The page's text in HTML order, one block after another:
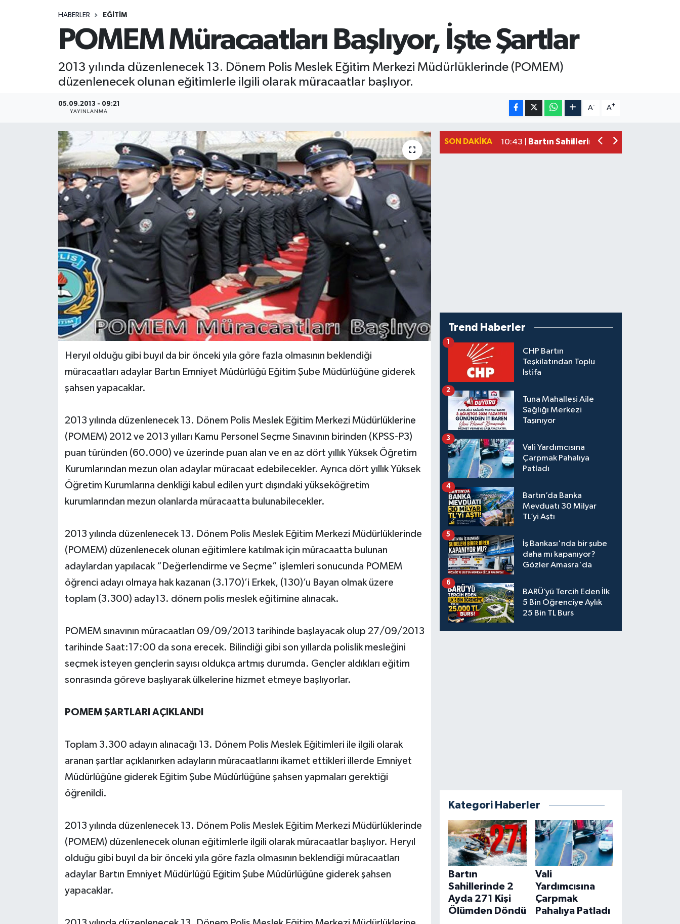
HABERLER EĞITIM
POMEM Müracaatları Başlıyor, İşte Şartlar
2013 yılında düzenlenecek 13. Dönem Polis Meslek Eğitim Merkezi Müdürlüklerinde (POMEM)
düzenlenecek olunan eğitimlerle ilgili olarak müracaatlar başlıyor.
05.09.2013 - 09:21
YAYINLANMA
A- A+
Heryıl olduğu gibi buyıl da bir önceki yıla göre fazla olmasının beklendiği
müracaatları adaylar Bartın Emniyet Müdürlüğü Eğitim Şube Müdürlüğüne giderek
şahsen yapacaklar.
2013 yılında düzenlenecek 13. Dönem Polis Meslek Eğitim Merkezi Müdürlüklerine
(POMEM) 2012 ve 2013 yılları Kamu Personel Seçme Sınavının birinden (KPSS-P3)
puan türünden (60.000) ve üzerinde puan alan ve en az dört yıllık Yüksek Öğretim
Kurumlarından mezun olan adaylar müracaat edebilecekler. Ayrıca dört yıllık Yüksek
Öğretim Kurumlarına denkliği kabul edilen yurt dışındaki yükseköğretim
kurumlarından mezun olanlarda müracaatta bulunabilecekler.
2013 yılında düzenlenecek 13. Dönem Polis Meslek Eğitim Merkezi Müdürlüklerinde
(POMEM) düzenlenecek olunan eğitimlere katılmak için müracaatta bulunan
adaylardan yapılacak “Değerlendirme ve Seçme” işlemleri sonucunda POMEM
öğrenci adayı olmaya hak kazanan (3.170)’i Erkek, (130)’u Bayan olmak üzere
toplam (3.300) aday13. dönem polis meslek eğitimine alınacak.
POMEM sınavının müracaatları 09/09/2013 tarihinde başlayacak olup 27/09/2013
tarihinde Saat:17:00 da sona erecek. Bilindiği gibi son yıllarda polislik mesleğini
seçmek isteyen gençlerin sayısı oldukça artmış durumda. Gençler aldıkları eğitim
sonrasında göreve başlıyarak ülkelerine hizmet etmeye başlıyorlar.
POMEM ŞARTLARI AÇIKLANDI
Toplam 3.300 adayın alınacağı 13. Dönem Polis Meslek Eğitimleri ile ilgili olarak
aranan şartlar açıklanırken adayların müracaatlarını ikamet ettikleri illerde Emniyet
Müdürlüğüne giderek Eğitim Şube Müdürlüğüne şahsen yapmaları gerektiği
öğrenildi.
2013 yılında düzenlenecek 13. Dönem Polis Meslek Eğitim Merkezi Müdürlüklerinde
(POMEM) düzenlenecek olunan eğitimlerle ilgili olarak müracaatlar başlıyor. Heryıl
olduğu gibi buyıl da bir önceki yıla göre fazla olmasının beklendiği müracaatları
adaylar Bartın Emniyet Müdürlüğü Eğitim Şube Müdürlüğüne giderek şahsen
yapacaklar.
SON DAKIKA
17:11 | Bartın Medya’dan Bartın TSO’ya
15:17 |Vali Yardımcısına Çarpmak Pahalıya
17:19 |
Bartın TSO'da Ortak Gündem:
Trend Haberler
CHP Bartın
Teşkilatından Toplu
İstifa
1
Tuna Mahallesi Aile
Sağlığı Merkezi
Taşınıyor
2
Vali Yardımcısına
Çarpmak Pahalıya
Patladı
3
Bartın’da Banka
Mevduatı 30 Milyar
TL’yi Aştı
4
İş Bankası'nda bir şube
daha mı kapanıyor?
Gözler Amasra'da
5
BARÜ’yü Tercih Eden İlk
5 Bin Öğrenciye Aylık
25 Bin TL Burs
6
Kategori Haberler
Bartın
Sahillerinde 2
Ayda 271 Kişi
Ölümden Döndü
Vali
Yardımcısına
Çarpmak
Pahalıya Patladı
Yerel Yönetimler